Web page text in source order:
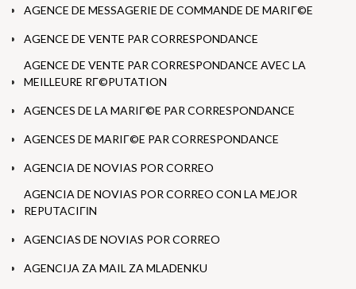
AGENCE DE MESSAGERIE DE COMMANDE DE MARIГ©E
AGENCE DE VENTE PAR CORRESPONDANCE
AGENCE DE VENTE PAR CORRESPONDANCE AVEC LA
MEILLEURE RГ©PUTATION
AGENCES DE LA MARIГ©E PAR CORRESPONDANCE
AGENCES DE MARIГ©E PAR CORRESPONDANCE
AGENCIA DE NOVIAS POR CORREO
AGENCIA DE NOVIAS POR CORREO CON LA MEJOR
REPUTACIГІN
AGENCIAS DE NOVIAS POR CORREO
AGENCIJA ZA MAIL ZA MLADENKU